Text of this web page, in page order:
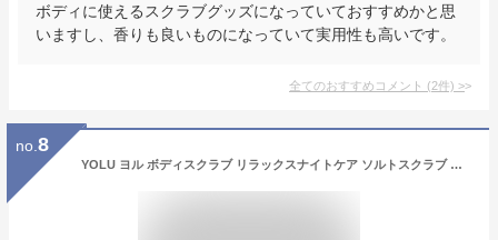
ボディに使えるスクラブグッズになっていておすすめかと思
いますし、香りも良いものになっていて実用性も高いです。
全てのおすすめコメント (2件) >
no. 8
YOLU ヨル ボディスクラブ リラックスナイトケア ソルトスクラブ 角質ケア 保湿 ジェラート触感 マイルドピーリング くすみ ざらつき ローズマリー＆マンダリンの香り